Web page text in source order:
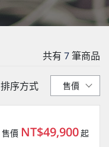
共有 7筆商品
排序方式
售價 NT$49,900起